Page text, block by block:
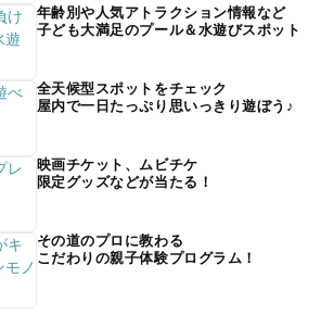
年齢別や人気アトラクション情報など
子ども大満足のプール＆水遊びスポット
全天候型スポットをチェック
屋内で一日たっぷり思いっきり遊ぼう♪
映画チケット、ムビチケ
限定グッズなどが当たる！
その道のプロに教わる
こだわりの親子体験プログラム！